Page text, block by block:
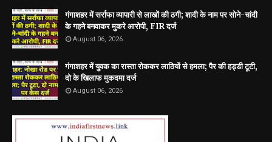
गंगाशहर में सर्राफा व्यापारी से लाखों की ठगी; शादी के नाम पर सोने-चांदी
के गहने बनवाकर मुकरे आरोपी, FIR दर्ज
August 06, 2026
गंगाशहर में युवक का रास्ता रोककर लाठियों से हमला; पैर की हड्डी टूटी,
दो के खिलाफ मुकदमा दर्ज
August 06, 2026